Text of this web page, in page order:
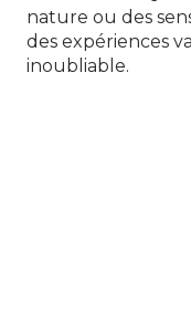
nature ou des
des expériences
inoubliable.